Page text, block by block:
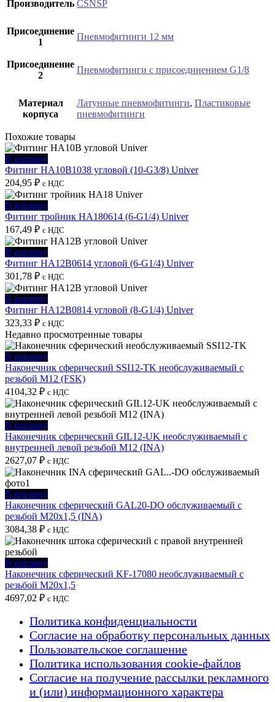
Производитель CSNSP
Присоединение
1
Пневмофитинги 12 мм
Присоединение
2
Пневмофитинги с присоединением G1/8
Материал
корпуса
Латунные пневмофитинги, Пластиковые
пневмофитинги
Похожие товары
В корзину
Фитинг HA10B1038 угловой (10-G3/8) Univer
204,95 ₽ с НДС
В корзину
Фитинг тройник HA180614 (6-G1/4) Univer
167,49 ₽ с НДС
В корзину
Фитинг HA12B0614 угловой (6-G1/4) Univer
301,78 ₽ с НДС
В корзину
Фитинг HA12B0814 угловой (8-G1/4) Univer
323,33 ₽ с НДС
Недавно просмотренные товары
В корзину
Наконечник сферический SSI12-TK необслуживаемый с
резьбой M12 (FSK)
4104,32 ₽ с НДС
В корзину
Наконечник сферический GIL12-UK необслуживаемый с
внутренней левой резьбой M12 (INA)
2627,07 ₽ с НДС
В корзину
Наконечник сферический GAL20-DO обслуживаемый с
резьбой M20x1,5 (INA)
3084,38 ₽ с НДС
В корзину
Наконечник сферический KF-17080 необслуживаемый с
резьбой M20x1,5
4697,02 ₽ с НДС
Политика конфиденциальности
Согласие на обработку персональных данных
Пользовательское соглашение
Политика использования cookie-файлов
Согласие на получение рассылки рекламного
и (или) информационного характера